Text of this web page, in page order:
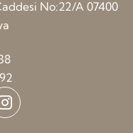
No:22/A 07400